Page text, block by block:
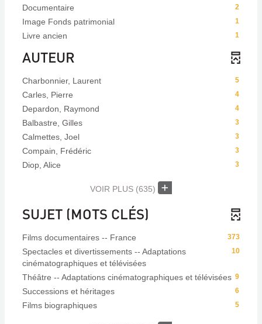
2
Documentaire
1
Image Fonds patrimonial
1
Livre ancien
AUTEUR
5
Charbonnier, Laurent
4
Carles, Pierre
4
Depardon, Raymond
3
Balbastre, Gilles
3
Calmettes, Joel
3
Compain, Frédéric
3
Diop, Alice
VOIR PLUS (635)
SUJET (MOTS CLÉS)
373
Films documentaires -- France
10
Spectacles et divertissements -- Adaptations
cinématographiques et télévisées
9
Théâtre -- Adaptations cinématographiques et télévisées
6
Successions et héritages
5
Films biographiques